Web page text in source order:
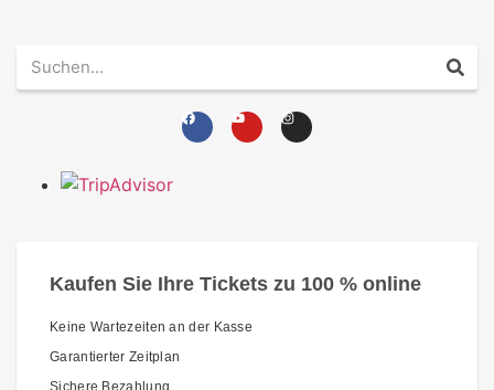
Kaufen Sie Ihre Tickets zu 100 % online
Keine Wartezeiten an der Kasse
Garantierter Zeitplan
Sichere Bezahlung